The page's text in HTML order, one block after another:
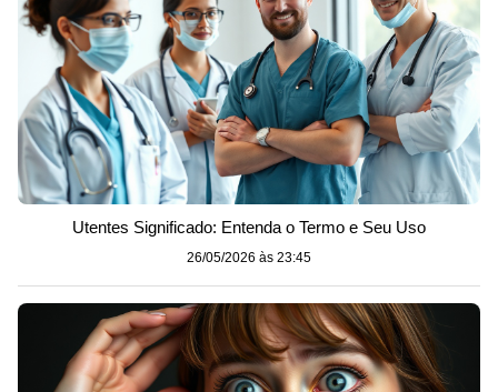
Utentes Significado: Entenda o Termo e Seu Uso
26/05/2026 às 23:45